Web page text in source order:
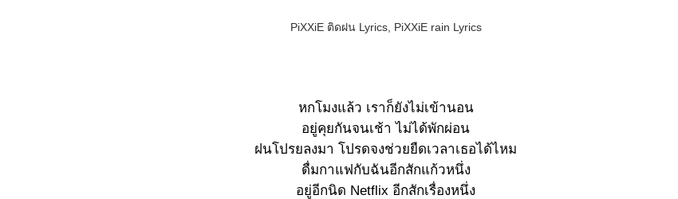
PiXXiE ติดฝน Lyrics, PiXXiE rain Lyrics
หกโมงแล้ว เราก็ยังไม่เข้านอน
อยู่คุยกันจนเช้า ไม่ได้พักผ่อน
ฝนโปรยลงมา โปรดจงช่วยยืดเวลาเธอได้ไหม
ดื่มกาแฟกับฉันอีกสักแก้วหนึ่ง
อยู่อีกนิด Netflix อีกสักเรื่องหนึ่ง